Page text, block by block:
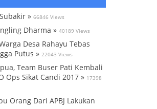
» 66846 Views
Dharma » 40189 Views
Desa Rahayu Tebas
Putus » 22043 Views
Team Buser Pati Kembali
Ops Sikat Candi 2017 » 17398
Orang Dari APBJ Lakukan